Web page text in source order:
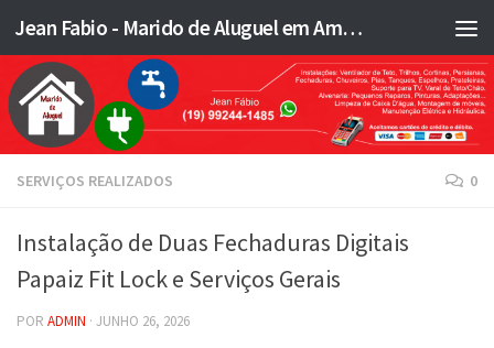
Skip to content Jean Fabio - Marido de Aluguel em Americana SP e região - JFMA
SERVIÇOS REALIZADOS 0
Instalação de Duas Fechaduras Digitais
Papaiz Fit Lock e Serviços Gerais
POR ADMIN · JUNHO 26, 2026